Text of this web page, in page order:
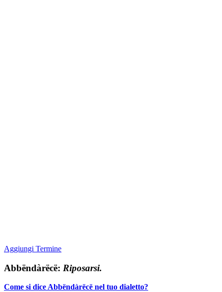
Aggiungi Termine
Abbëndàrëcë: Riposarsi.
Come si dice Abbëndàrëcë nel tuo dialetto?